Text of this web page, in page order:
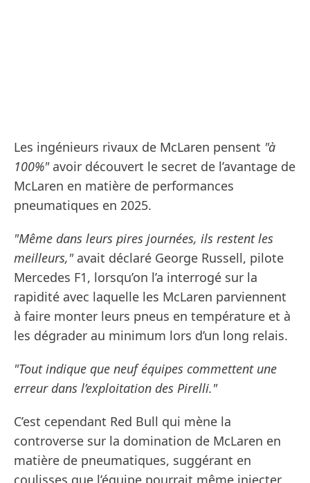
Les ingénieurs rivaux de McLaren pensent "à
100%"avoir découvert le secret de l’avantage de
McLaren en matière de performances
pneumatiques en 2025.
"Même dans leurs pires journées, ils restent les
meilleurs,"avait déclaré George Russell, pilote
Mercedes F1, lorsqu’on l’a interrogé sur la
rapidité avec laquelle les McLaren parviennent
à faire monter leurs pneus en température et à
les dégrader au minimum lors d’un long relais.
"Tout indique que neuf équipes commettent une
erreur dans l’exploitation des Pirelli."
C’est cependant Red Bull qui mène la
controverse sur la domination de McLaren en
matière de pneumatiques, suggérant en